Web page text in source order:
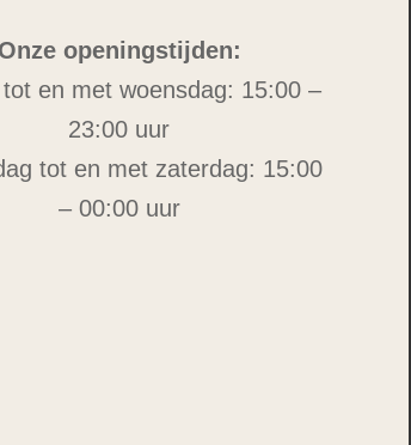
Onze openingstijden:
en met woensdag: 15:00 –
23:00 uur
tot en met zaterdag: 15:00
– 00:00 uur